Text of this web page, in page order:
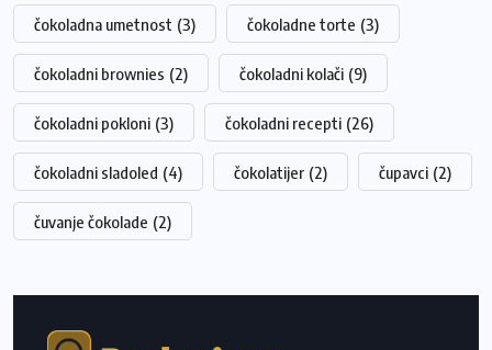
čokoladna umetnost (3) čokoladne torte (3)
čokoladni brownies (2) čokoladni kolači (9)
čokoladni pokloni (3) čokoladni recepti (26)
čokoladni sladoled (4) čokolatijer (2) čupavci (2)
čuvanje čokolade (2)